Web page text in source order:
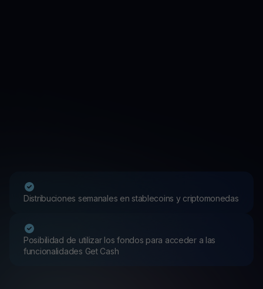
Distribuciones semanales en stablecoins y criptomonedas
Posibilidad de utilizar los fondos para acceder a las
funcionalidades Get Cash